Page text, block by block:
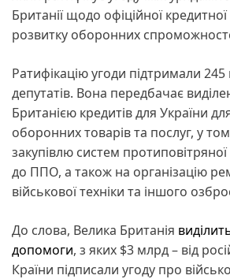
Британії щодо офіційної
розвитку оборонних
Ратифікацію угоди підтримали
депутатів. Вона передбачає
Британією кредитів для України
оборонних товарів та послуг, у
закупівлю систем
до ППО, а також на організацію
військової техніки та іншого
До слова, Велика Британія
допомоги, з яких $3 млрд – від
Країни підписали угоду про